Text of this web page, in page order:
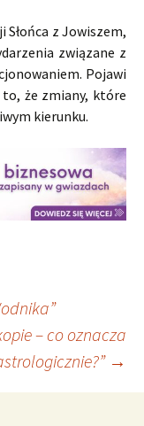
z Jowiszem,
związane z
Pojawi
że zmiany, które
kierunku.
– co oznacza
→